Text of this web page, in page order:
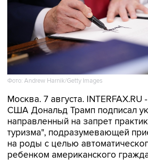
Фото: Andrew Harnik/Getty Images
Москва. 7 августа.
США Дональд Трамп подписал
направленный на запрет
туризма", подразумевающей
на роды с целью
ребенком американского